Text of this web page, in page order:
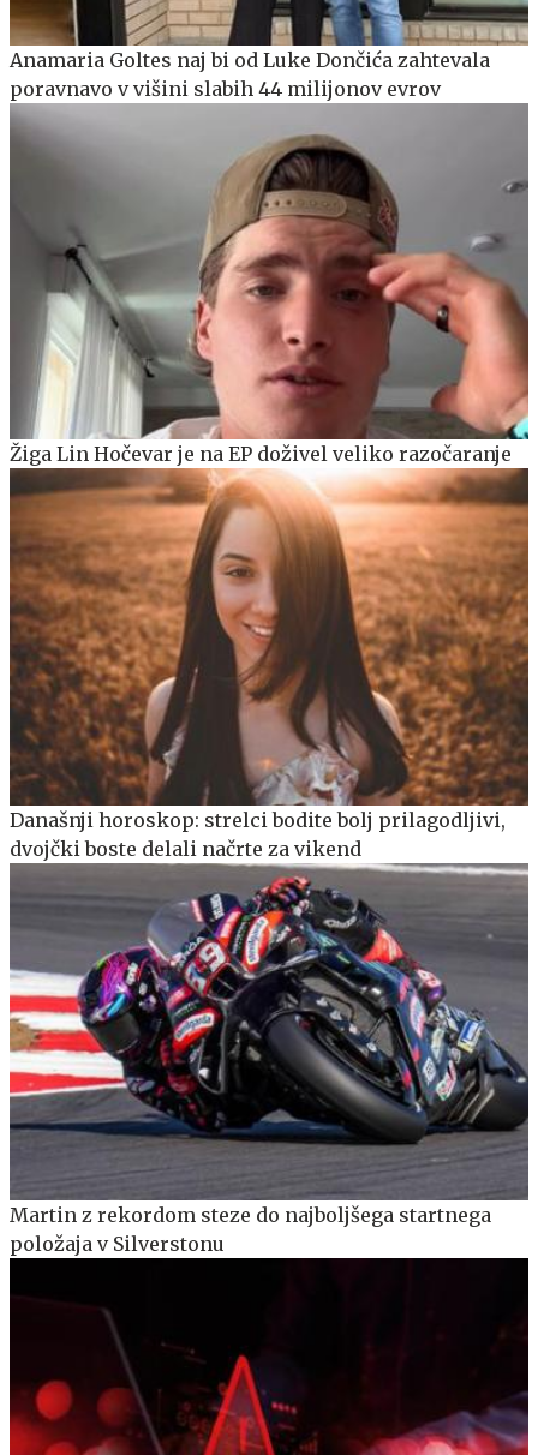
Anamaria Goltes naj bi od Luke Dončića zahtevala
poravnavo v višini slabih 44 milijonov evrov
Žiga Lin Hočevar je na EP doživel veliko razočaranje
Današnji horoskop: strelci bodite bolj prilagodljivi,
dvojčki boste delali načrte za vikend
Martin z rekordom steze do najboljšega startnega
položaja v Silverstonu